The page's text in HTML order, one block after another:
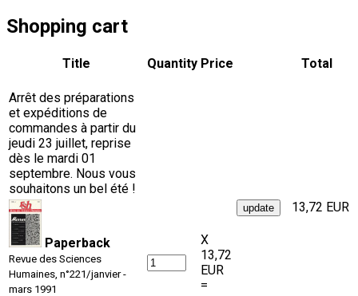
Shopping cart
Arrêt des préparations
et expéditions de
commandes à partir du
jeudi 23 juillet, reprise
dès le mardi 01
septembre. Nous vous
souhaitons un bel été !
Title Quantity Price Total
Paperback
Revue des Sciences
Humaines, n°221/janvier -
mars 1991
X
13,72
EUR
=
13,72 EUR